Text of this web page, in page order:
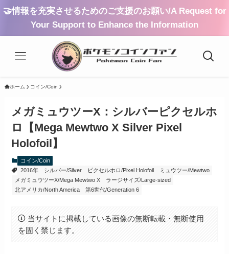
🤝情報を充実させるためのご支援のお願い/A Request for
Your Support to Enhance the Information
ホーム コイン/Coin
メガミュウツーX：シルバーピクセルホ
ロ【Mega Mewtwo X Silver Pixel
Holofoil】
コイン/Coin
2016年
シルバー/Silver ピクセルホロ/Pixel Holofoil
ミュウツー/Mewtwo
メガミュウツーX/Mega Mewtwo X
ラージサイズ/Large-sized
北アメリカ/North America
第6世代/Generation 6
当サイトに掲載している画像の無断転載・無断使用
を固く禁じます。